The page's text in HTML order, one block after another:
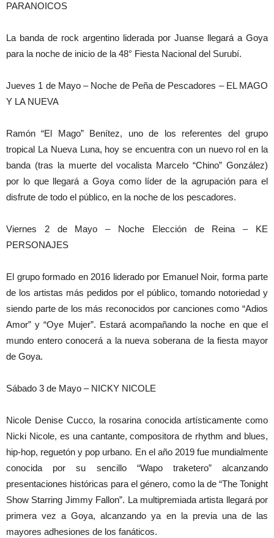
PARANOICOS
La banda de rock argentino liderada por Juanse llegará a Goya
para la noche de inicio de la 48° Fiesta Nacional del Surubí.
Jueves 1 de Mayo – Noche de Peña de Pescadores – EL MAGO
Y LA NUEVA
Ramón “El Mago” Benítez, uno de los referentes del grupo
tropical La Nueva Luna, hoy se encuentra con un nuevo rol en la
banda (tras la muerte del vocalista Marcelo “Chino” González)
por lo que llegará a Goya como líder de la agrupación para el
disfrute de todo el público, en la noche de los pescadores.
Viernes 2 de Mayo – Noche Elección de Reina – KE
PERSONAJES
El grupo formado en 2016 liderado por Emanuel Noir, forma parte
de los artistas más pedidos por el público, tomando notoriedad y
siendo parte de los más reconocidos por canciones como “Adios
Amor” y “Oye Mujer”. Estará acompañando la noche en que el
mundo entero conocerá a la nueva soberana de la fiesta mayor
de Goya.
Sábado 3 de Mayo – NICKY NICOLE
Nicole Denise Cucco, la rosarina conocida artísticamente como
Nicki Nicole, es una cantante, compositora de rhythm and blues,
hip-hop, reguetón y pop urbano. En el año 2019 fue mundialmente
conocida por su sencillo “Wapo traketero” alcanzando
presentaciones históricas para el género, como la de “The Tonight
Show Starring Jimmy Fallon”. La multipremiada artista llegará por
primera vez a Goya, alcanzando ya en la previa una de las
mayores adhesiones de los fanáticos.